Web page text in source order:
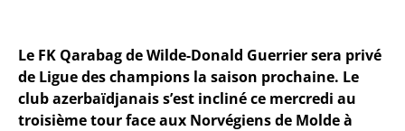
Le FK Qarabag de Wilde-Donald Guerrier sera privé
de Ligue des champions la saison prochaine. Le
club azerbaïdjanais s’est incliné ce mercredi au
troisième tour face aux Norvégiens de Molde à